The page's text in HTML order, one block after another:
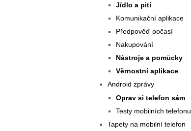
Jídlo a pití
Komunikační aplikace
Předpověď počasí
Nakupování
Nástroje a pomůcky
Věrnostní aplikace
Android zprávy
Oprav si telefon sám
Testy mobilních telefonu
Tapety na mobilní telefon